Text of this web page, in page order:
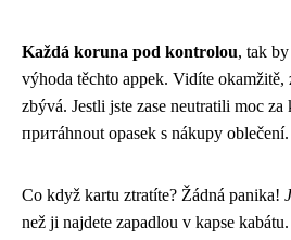
Každá koruna pod kontrolou, tak
výhoda těchto appek. Vidíte
zbývá. Jestli jste zase neutratili moc
притáhnout opasek s nákupy oblečení.
Co když kartu ztratíte? Žádná panika!
než ji najdete zapadlou v kapse